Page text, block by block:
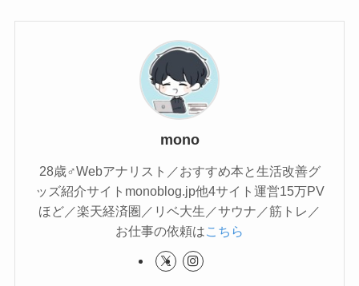
mono
28歳♂Webアナリスト／おすすめ本と生活改善グ
ッズ紹介サイトmonoblog.jp他4サイト運営15万PV
ほど／楽天経済圏／リベ大生／サウナ／筋トレ／
お仕事の依頼はこちら